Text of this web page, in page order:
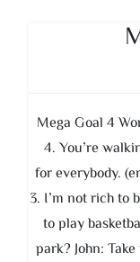
Mega Goal 4
4. You’re
for everybody.
3. I’m not rich to
to play
park? John: